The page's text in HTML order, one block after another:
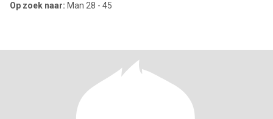
Op zoek naar: Man 28 - 45